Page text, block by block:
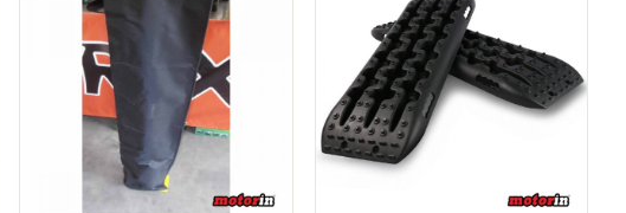
options
chosen
on
the
product
page